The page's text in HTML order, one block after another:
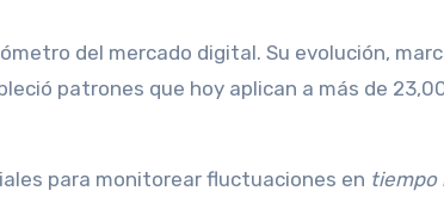
del mercado digital. Su evolución,
patrones que hoy aplican a más de
para monitorear fluctuaciones en tiempo